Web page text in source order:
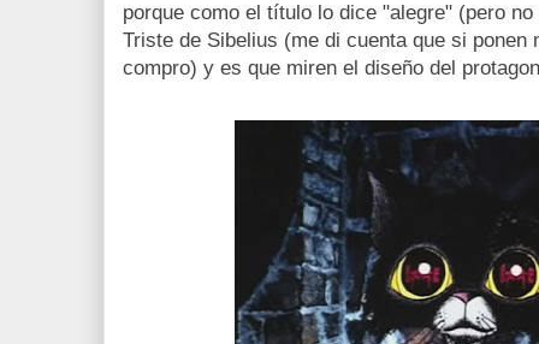
porque como el título lo dice "alegre" (pero
Triste de Sibelius (me di cuenta que si ponen
compro) y es que miren el diseño del